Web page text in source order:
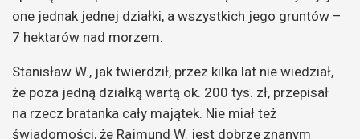
one jednak jednej działki, a wszystkich jego gruntów –
7 hektarów nad morzem.
Stanisław W., jak twierdził, przez kilka lat nie wiedział,
że poza jedną działką wartą ok. 200 tys. zł, przepisał
na rzecz bratanka cały majątek. Nie miał też
świadomości, że Rajmund W. jest dobrze znanym